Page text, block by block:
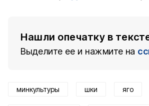
Нашли опечатку в
Выделите ее и нажмите на
минкультуры шки яго